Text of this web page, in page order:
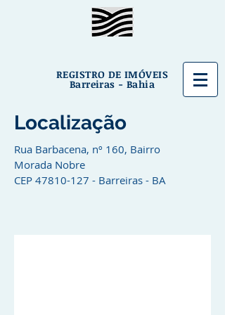
REGISTRO DE IMÓVEIS
Barreiras - Bahia
Localização
Rua Barbacena, nº 160, Bairro
Morada Nobre
CEP 47810-127 - Barreiras - BA